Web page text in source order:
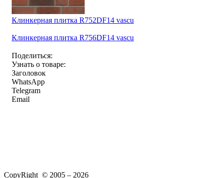
Клинкерная плитка R752DF14 vascu
Клинкерная плитка R756DF14 vascu
Поделиться:
Узнать о товаре:
Заголовок
WhatsApp
Telegram
Email
CopyRight © 2005 – 2026